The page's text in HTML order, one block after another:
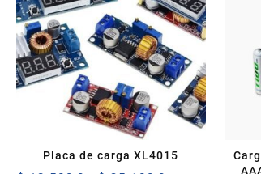
Placa de carga XL4015